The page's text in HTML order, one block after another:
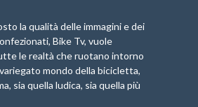
la qualità delle immagini e dei
Bike Tv, vuole
le realtà che ruotano intorno
mondo della bicicletta,
sia quella ludica, sia quella più